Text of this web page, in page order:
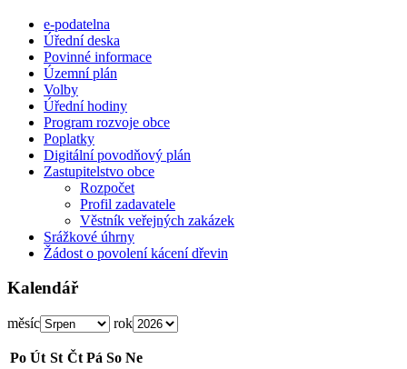
e-podatelna
Úřední deska
Povinné informace
Územní plán
Volby
Úřední hodiny
Program rozvoje obce
Poplatky
Digitální povodňový plán
Zastupitelstvo obce
Rozpočet
Profil zadavatele
Věstník veřejných zakázek
Srážkové úhrny
Žádost o povolení kácení dřevin
Kalendář
měsíc rok
Po Út St Čt Pá So Ne